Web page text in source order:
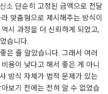
소 단순히 고정된 금액으로 전달
맞춤형으로 제시해주는 방식이
시 과정을 더 신뢰하게 되었고,
습니다.
은 줄 알았습니다. 그래서 여러
용이 낮다고 해서 좋은 게 아니
방식 자체가 법적 문제가 있는
보기 전에는 전혀 알 수 없었습